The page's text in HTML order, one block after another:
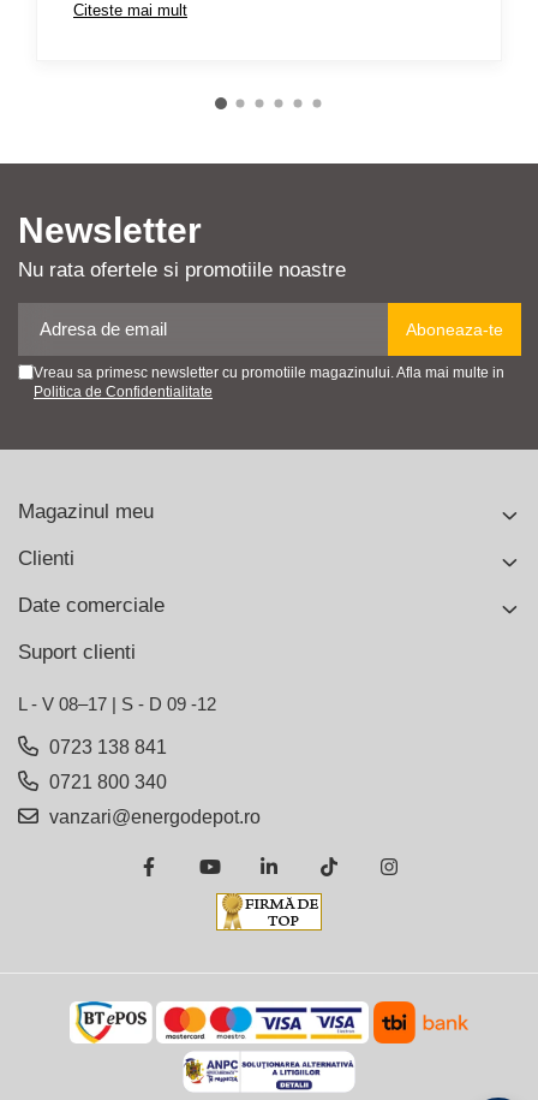
Citeste mai mult
Newsletter
Nu rata ofertele si promotiile noastre
Vreau sa primesc newsletter cu promotiile magazinului. Afla mai multe in
Politica de Confidentialitate
Magazinul meu
Clienti
Date comerciale
Suport clienti
L - V 08–17 | S - D 09 -12
0723 138 841
0721 800 340
vanzari@energodepot.ro